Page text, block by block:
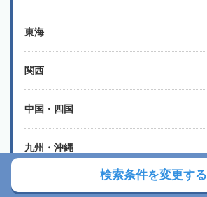
東海
関西
中国・四国
九州・沖縄
検索条件を変更する